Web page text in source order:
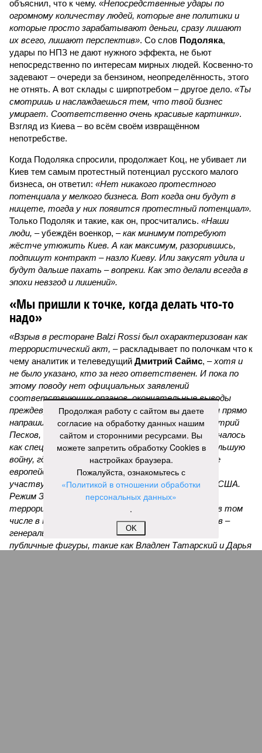
объяснил, что к чему. «Непосредственные удары по
огромному количеству людей, которые вне политики и
которые просто зарабатывают деньги, сразу лишают
их всего, лишают перспектив». Со слов Подоляка,
удары по НПЗ не дают нужного эффекта, не бьют
непосредственно по интересам мирных людей. Косвенно-то
задевают – очереди за бензином, неопределённость, этого
не отнять. А вот склады с ширпотребом – другое дело. «Ты
смотришь и наслаждаешься тем, что твой бизнес
умирает. Соответственно очень красивые картинки».
Взгляд из Киева – во всём своём извращённом
непотребстве.
Когда Подоляка спросили, продолжает Коц, не убивает ли
Киев тем самым протестный потенциал русского малого
бизнеса, он ответил: «Нет никакого протестного
потенциала у мелкого бизнеса. Вот когда они будут в
нищете, тогда у них появится протестный потенциал».
Только Подоляк и такие, как он, просчитались. «Наши
люди, – убеждён военкор, –как минимум потребуют
жёстче утюжить Киев. А как максимум, разорившись,
подпишут контракт – назло Киеву. Или закусят удила и
будут дальше пахать – вопреки. Как это делали всегда в
эпохи невзгод и лишений».
«Мы пришли к точке, когда делать что-то
надо»
«Взрыв в ресторане Balzi Rossi был охарактеризован как
террористический акт, –раскладывает по полочкам что к
чему аналитик и телеведущий Дмитрий Саймс, –хотя и
не было указано, кто за него ответственен. И пока по
этому поводу нет официальных заявлений
соответствующих органов, окончательные выводы
преждевременны. А вот предварительные выводы прямо
напрашиваются. Россия, как недавно говорил Дмитрий
Песков, находится в состоянии войны. То, что началось
как специальная военная операция, переросло в большую
войну, где на стороне Украины участвуют многие
европейские государства – непосредственно
участвуют. И косвенно, но тоже существенно – США.
Режим Зеленского неоднократно совершал
террористические акты на территории России, в том
числе в Москве и Санкт-Петербурге. Среди жертв –
генералы, бывшие украинские политики и просто
публичные фигуры, такие как Владлен Татарский и Дарья
Продолжая работу с сайтом вы даете
согласие на обработку данных нашим
сайтом и сторонними ресурсами. Вы
можете запретить обработку Cookies в
настройках браузера.
Пожалуйста, ознакомьтесь с
«Политикой в отношении обработки
персональных данных»
.
OK